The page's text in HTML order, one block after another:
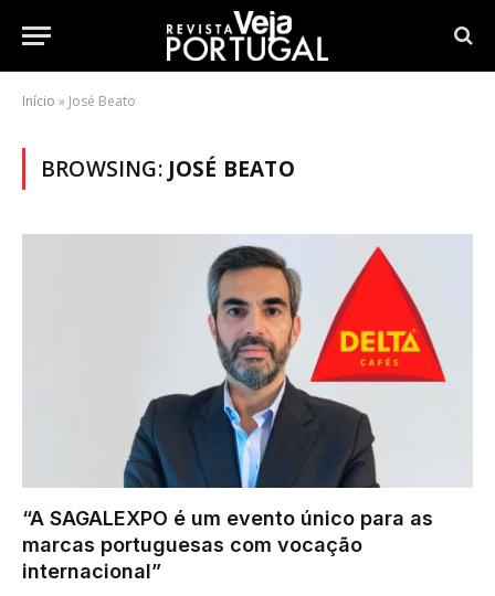
Início » José Beato
BROWSING: JOSÉ BEATO
“A SAGALEXPO é um evento único para as
marcas portuguesas com vocação
internacional”